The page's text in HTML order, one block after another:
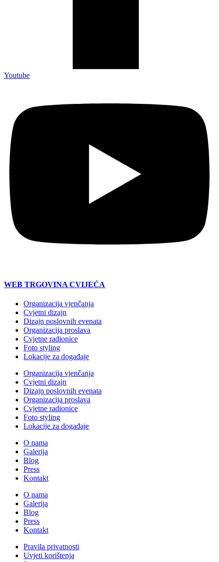
Youtube
WEB TRGOVINA CVIJEĆA
Organizacija vjenčanja
Cvjetni dizajn
Dizajn poslovnih evenata
Organizacija proslava
Cvjetne radionice
Foto styling
Lokacije za događaje
Organizacija vjenčanja
Cvjetni dizajn
Dizajn poslovnih evenata
Organizacija proslava
Cvjetne radionice
Foto styling
Lokacije za događaje
O nama
Galerija
Blog
Press
Kontakt
O nama
Galerija
Blog
Press
Kontakt
Pravila privatnosti
Uvjeti korištenja